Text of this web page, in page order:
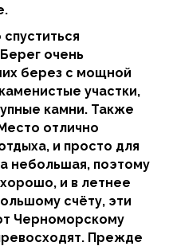
очень
берез с мощной
участки,
камни. Также
отлично
и просто для
небольшая, поэтому
и в летнее
счёту, эти
Черноморскому
Прежде